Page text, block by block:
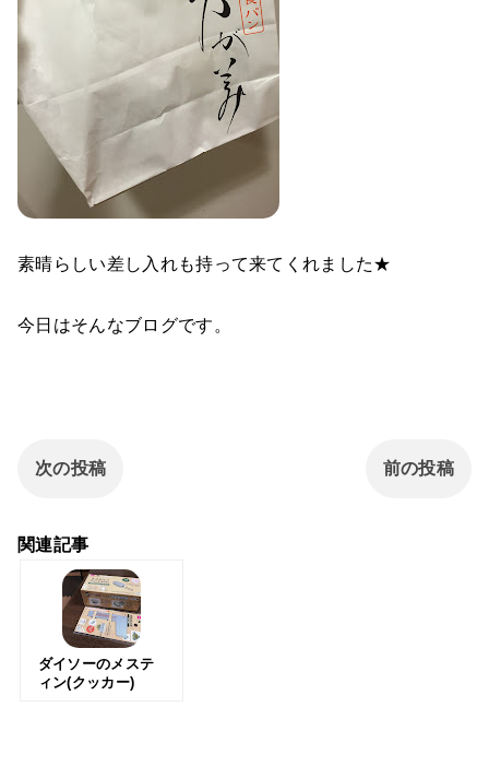
素晴らしい差し入れも持って来てくれました★
今日はそんなブログです。
次の投稿 前の投稿
関連記事
ダイソーのメステ
ィン(クッカー)